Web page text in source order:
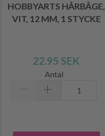
HOBBYARTS HÅRBÅGE,
VIT, 12 MM, 1 STYCKE
22.95 SEK
Antal